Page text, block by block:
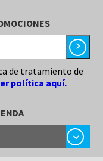
chevron_right
de tratamiento de
política aquí.
chevron_right